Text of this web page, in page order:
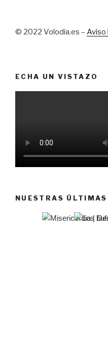
© 2022 Volodia.es – Aviso
ECHA UN VISTAZO
NUESTRAS
El castillo de